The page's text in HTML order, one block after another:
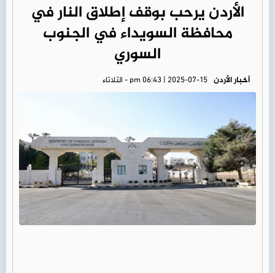
الأردن يرحب بوقف إطلاق النار في
محافظة السويداء في الجنوب
السوري
أخبار الأردن pm 06:43 | 2025-07-15 - الثلاثاء